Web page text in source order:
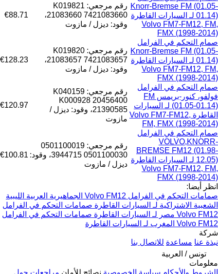
Knorr-Bremse FM (01.05-
01.14) لـ السيارات القاطرة
Volvo FM7-FM12, FM,
FMX (1998-2014)
رقم مرجعي: K019821
21083660 7421083660،
وقود: ديزل / مازوت
€88.71
صمام التحكم في الفرامل
Knorr-Bremse FM (01.05-
01.14) لـ السيارات القاطرة
Volvo FM7-FM12, FM,
FMX (1998-2014)
رقم مرجعي: K019820
21083657 7421083657،
وقود: ديزل / مازوت
€128.23
صمام التحكم في الفرامل
فولفو، كنور-بريمس FM
(01.05-01.14) لـ السيارات
القاطرة Volvo FM7-FM12,
FM, FMX (1998-2014)
رقم مرجعي: K040159
K000928 20456400
21390585، وقود: ديزل /
مازوت
€120.97
صمام التحكم في الفرامل
VOLVO,KNORR-
BREMSE FM12 (01.98-
12.05) لـ السيارات القاطرة
Volvo FM7-FM12, FM,
FMX (1998-2014)
رقم مرجعي: 0501100019
0501100030 3944715، وقود:
ديزل / مازوت
€100.81
انظر أيضا:
صمامات التحكم في الفرامل Volvo FM12 الجماهيرية العربية الليبية
الشعبية الاشتراكية لـ السيارات القاطرة صمامات التحكم في الفرامل
Volvo FM12 مصر لـ السيارات القاطرة
صمامات التحكم في الفرامل
Volvo FM12 المغرب لـ السيارات القاطرة
شركة
نبذة عنا مساعدة للاتصال بنا
تونس / العربية
معلومات
الشروط والأحكام سياسة الخصوصية نصائح للأمان مراجعات حول